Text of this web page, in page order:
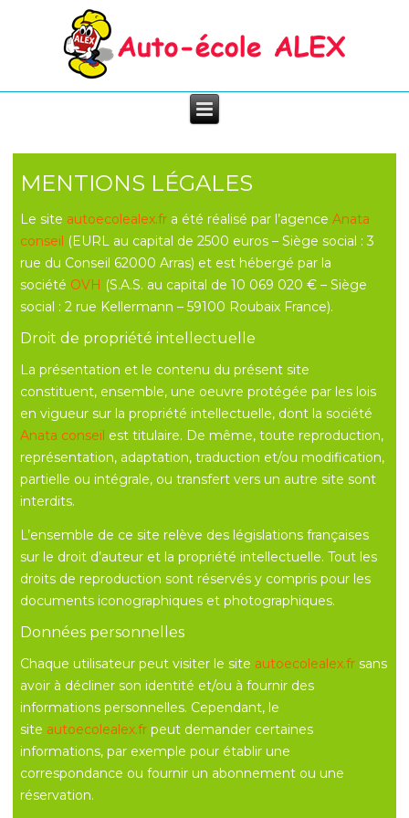
MENTIONS LÉGALES
Le site autoecolealex.fr a été réalisé par l’agenceAnata
conseil (EURL au capital de 2500 euros – Siège social : 3
rue du Conseil 62000 Arras) et est hébergé par la
société OVH (S.A.S. au capital de 10 069 020 € – Siège
social : 2 rue Kellermann – 59100 Roubaix France).
Droit de propriété intellectuelle
La présentation et le contenu du présent site
constituent, ensemble, une oeuvre protégée par les lois
en vigueur sur la propriété intellectuelle, dont la société
Anata conseil est titulaire. De même, toute reproduction,
représentation, adaptation, traduction et/ou modification,
partielle ou intégrale, ou transfert vers un autre site sont
interdits.
L’ensemble de ce site relève des législations françaises
sur le droit d’auteur et la propriété intellectuelle. Tout les
droits de reproduction sont réservés y compris pour les
documents iconographiques et photographiques.
Données personnelles
Chaque utilisateur peut visiter le site autoecolealex.fr sans
avoir à décliner son identité et/ou à fournir des
informations personnelles. Cependant, le
site autoecolealex.fr peut demander certaines
informations, par exemple pour établir une
correspondance ou fournir un abonnement ou une
réservation.